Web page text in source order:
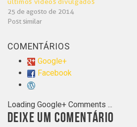
25 de agosto de 2014
Post similar
COMENTÁRIOS
Google+
Facebook
Loading Google+ Comments ...
DEIXE UM COMENTÁRIO